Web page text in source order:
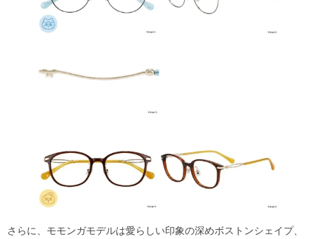
さらに、モモンガモデルは愛らしい印象の深めボストンシェイプ、